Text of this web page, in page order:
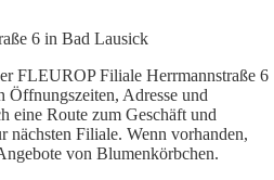
6 in Bad Lausick
FLEUROP Filiale Herrmannstraße 6
Adresse und
eine Route zum Geschäft und
nächsten Filiale. Wenn vorhanden,
von Blumenkörbchen.